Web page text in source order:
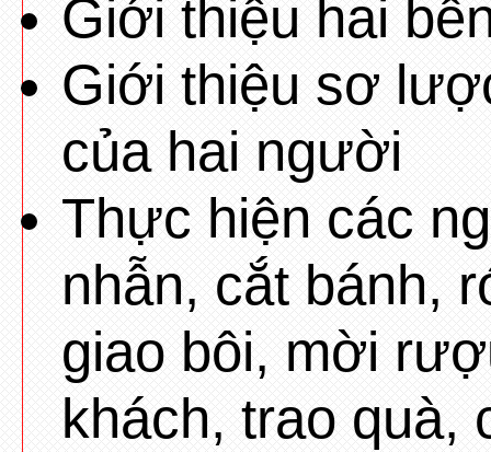
Giới thiệu hai
Giới thiệu sơ
của hai người
Thực hiện các
nhẫn, cắt bánh,
giao bôi, mời
khách, trao